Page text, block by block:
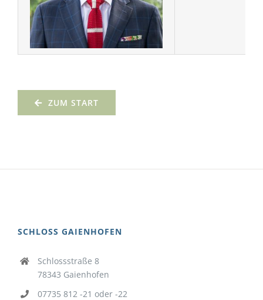
ZUM START
SCHLOSS GAIENHOFEN
Schlossstraße 8
78343 Gaienhofen
07735 812 -21 oder -22